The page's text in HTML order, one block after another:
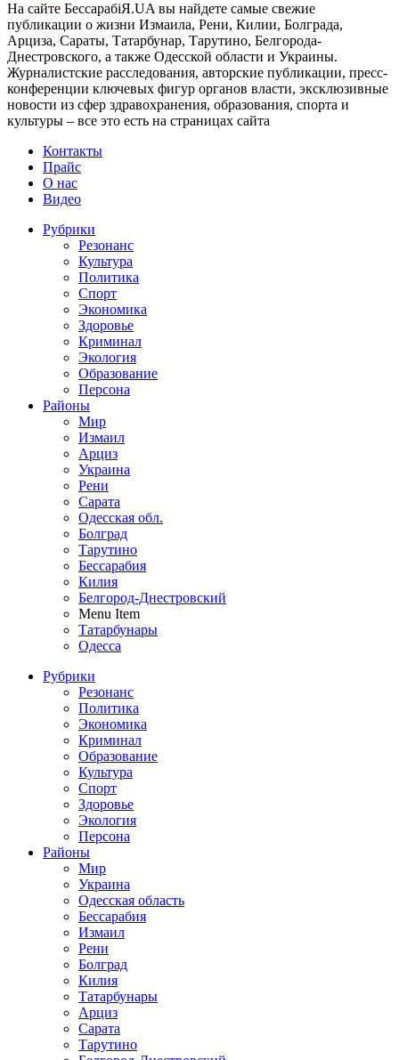
На сайте БессарабіЯ.UA вы найдете самые свежие
публикации о жизни Измаила, Рени, Килии, Болграда,
Арциза, Сараты, Татарбунар, Тарутино, Белгорода-
Днестровского, а также Одесской области и Украины.
Журналистские расследования, авторские публикации, пресс-
конференции ключевых фигур органов власти, эксклюзивные
новости из сфер здравохранения, образования, спорта и
культуры – все это есть на страницах сайта
Контакты
Прайс
О нас
Видео
Рубрики
Резонанс
Культура
Политика
Спорт
Экономика
Здоровье
Криминал
Экология
Образование
Персона
Районы
Мир
Измаил
Арциз
Украина
Рени
Сарата
Одесская обл.
Болград
Тарутино
Бессарабия
Килия
Белгород-Днестровский
Menu Item
Татарбунары
Одесса
Рубрики
Резонанс
Политика
Экономика
Криминал
Образование
Культура
Спорт
Здоровье
Экология
Персона
Районы
Мир
Украина
Одесская область
Бессарабия
Измаил
Рени
Болград
Килия
Татарбунары
Арциз
Сарата
Тарутино